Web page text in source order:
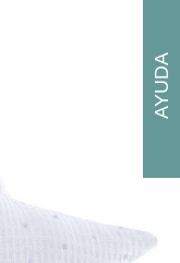
AYUDA